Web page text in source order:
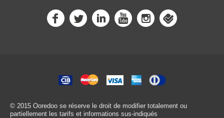
© 2015 Ooredoo se réserve le droit de modifier totalement ou
partiellement les tarifs et informations sus-indiqués